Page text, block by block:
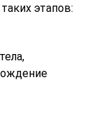
этапов: